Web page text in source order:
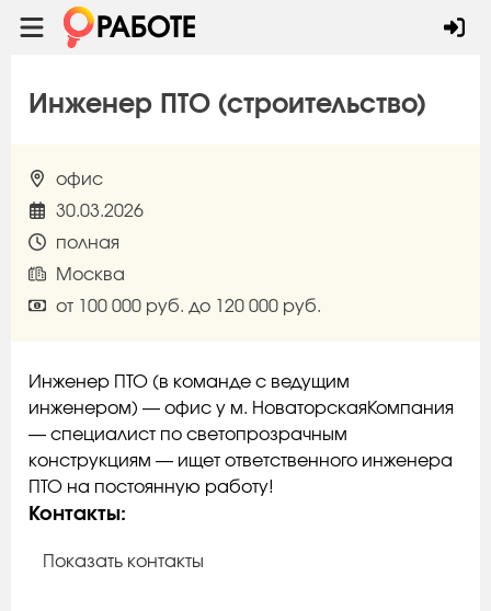
Инженер ПТО (строительство)
офис
30.03.2026
полная
Москва
от 100 000 руб. до 120 000 руб.
Инженер ПТО (в команде с ведущим
инженером) — офис у м. НоваторскаяКомпания
— специалист по светопрозрачным
конструкциям — ищет ответственного инженера
ПТО на постоянную работу!
Контакты:
Показать контакты